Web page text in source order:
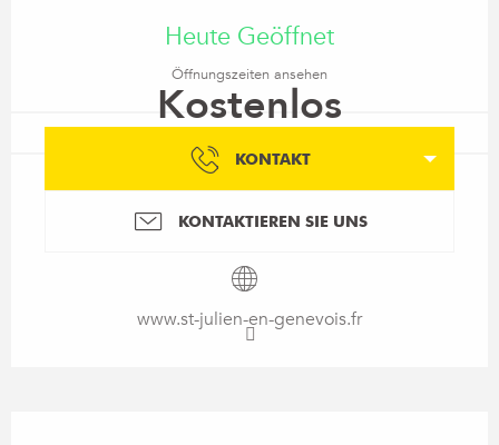
Heute Geöffnet
Öffnungszeiten ansehen
Kostenlos
KONTAKT
KONTAKTIEREN SIE UNS
www.st-julien-en-genevois.fr